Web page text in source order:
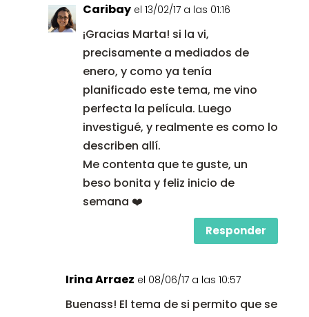
Caribay el 13/02/17 a las 01:16
¡Gracias Marta! si la vi,
precisamente a mediados de
enero, y como ya tenía
planificado este tema, me vino
perfecta la película. Luego
investigué, y realmente es como lo
describen allí.
Me contenta que te guste, un
beso bonita y feliz inicio de
semana ❤️
Responder
Irina Arraez el 08/06/17 a las 10:57
Buenass! El tema de si permito que se